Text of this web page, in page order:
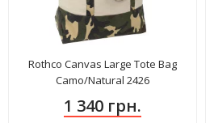
Rothco Canvas Large Tote Bag
Camo/Natural 2426
1 340 грн.